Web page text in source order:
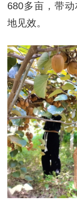
680多亩，带
地见效。